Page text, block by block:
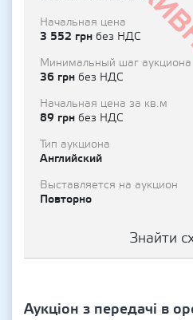
Начальная цена
3 552 грн без НДС
Минимальный шаг аукциона
36 грн без НДС
Начальная цена за кв.м
89 грн без НДС
Тип аукциона
Английский
Выставляется на аукцион
Повторно
Знайти
Аукціон з передачі в